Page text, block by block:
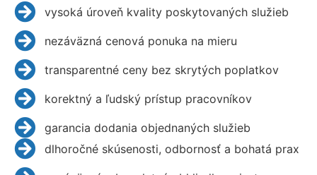
vysoká úroveň kvality poskytovaných služieb
nezáväzná cenová ponuka na mieru
transparentné ceny bez skrytých poplatkov
korektný a ľudský prístup pracovníkov
garancia dodania objednaných služieb
dlhoročné skúsenosti, odbornosť a bohatá prax